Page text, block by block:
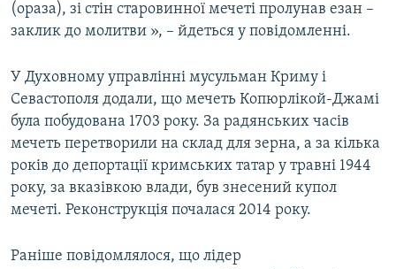
(ораза), зі стін старовинної мечеті пролунав езан –
заклик до молитви », – йдеться у повідомленні.
У Духовному управлінні мусульман Криму і
Севастополя додали, що мечеть Копюрлікой-Джамі
була побудована 1703 року. За радянських часів
мечеть перетворили на склад для зерна, а за кілька
років до депортації кримських татар у травні 1944
року, за вказівкою влади, був знесений купол
мечеті. Реконструкція почалася 2014 року.
Раніше повідомлялося, що лідер